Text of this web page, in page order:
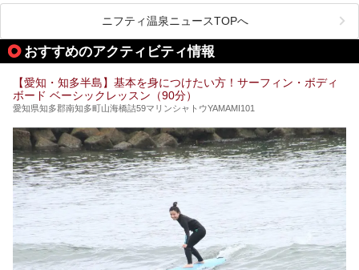
ムリエの目線で紹介していきます！
名古屋市内にはスーパー銭湯や日帰り温泉が多く、「どこに
行こうかな？」と悩んでしまう方も多いと思います。
ぜひこの記事を参考にして「キャナル・リゾート」に出かけ
てみるのはいかがでしょうか？
ニフティ温泉ニュースTOPへ
おすすめのアクティビティ情報
【愛知・知多半島】基本を身につけたい方！サーフィン・ボディ
ボード ベーシックレッスン（90分）
愛知県知多郡南知多町山海橋詰59マリンシャトウYAMAMI101